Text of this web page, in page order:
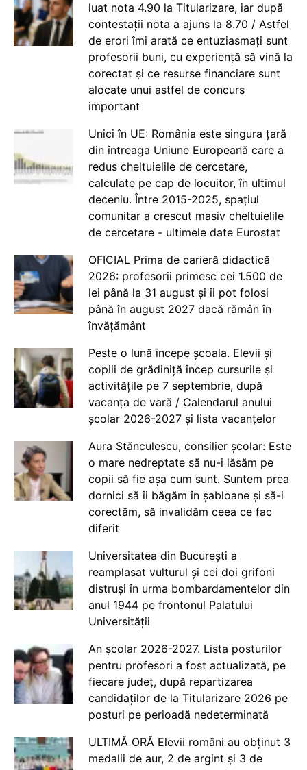
luat nota 4.90 la Titularizare, iar după
contestații nota a ajuns la 8.70 / Astfel
de erori îmi arată ce entuziasmați sunt
profesorii buni, cu experiență să vină la
corectat și ce resurse financiare sunt
alocate unui astfel de concurs
important
Unici în UE: România este singura țară
din întreaga Uniune Europeană care a
redus cheltuielile de cercetare,
calculate pe cap de locuitor, în ultimul
deceniu. Între 2015-2025, spațiul
comunitar a crescut masiv cheltuielile
de cercetare - ultimele date Eurostat
OFICIAL Prima de carieră didactică
2026: profesorii primesc cei 1.500 de
lei până la 31 august și îi pot folosi
până în august 2027 dacă rămân în
învățământ
Peste o lună începe școala. Elevii și
copiii de grădiniță încep cursurile și
activitățile pe 7 septembrie, după
vacanța de vară / Calendarul anului
școlar 2026-2027 și lista vacanțelor
Aura Stănculescu, consilier școlar: Este
o mare nedreptate să nu-i lăsăm pe
copii să fie așa cum sunt. Suntem prea
dornici să îi băgăm în șabloane și să-i
corectăm, să invalidăm ceea ce fac
diferit
Universitatea din București a
reamplasat vulturul și cei doi grifoni
distruși în urma bombardamentelor din
anul 1944 pe frontonul Palatului
Universității
An școlar 2026-2027. Lista posturilor
pentru profesori a fost actualizată, pe
fiecare județ, după repartizarea
candidaților de la Titularizare 2026 pe
posturi pe perioadă nedeterminată
ULTIMĂ ORĂ Elevii români au obținut 3
medalii de aur, 2 de argint și 3 de